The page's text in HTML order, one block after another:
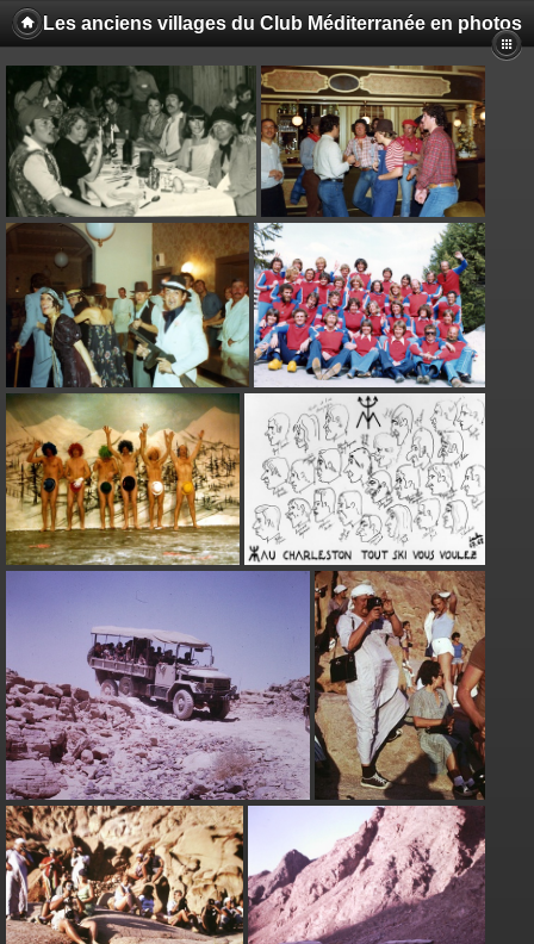
Les anciens villages du Club Méditerranée en photos